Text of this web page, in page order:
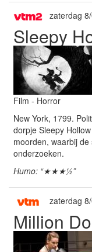
zaterdag
Sleepy
Film - Horror
New York, 1799.
dorpje Sleepy
moorden, waarbij
onderzoeken.
Humo: “★★★½”
zaterdag
Million